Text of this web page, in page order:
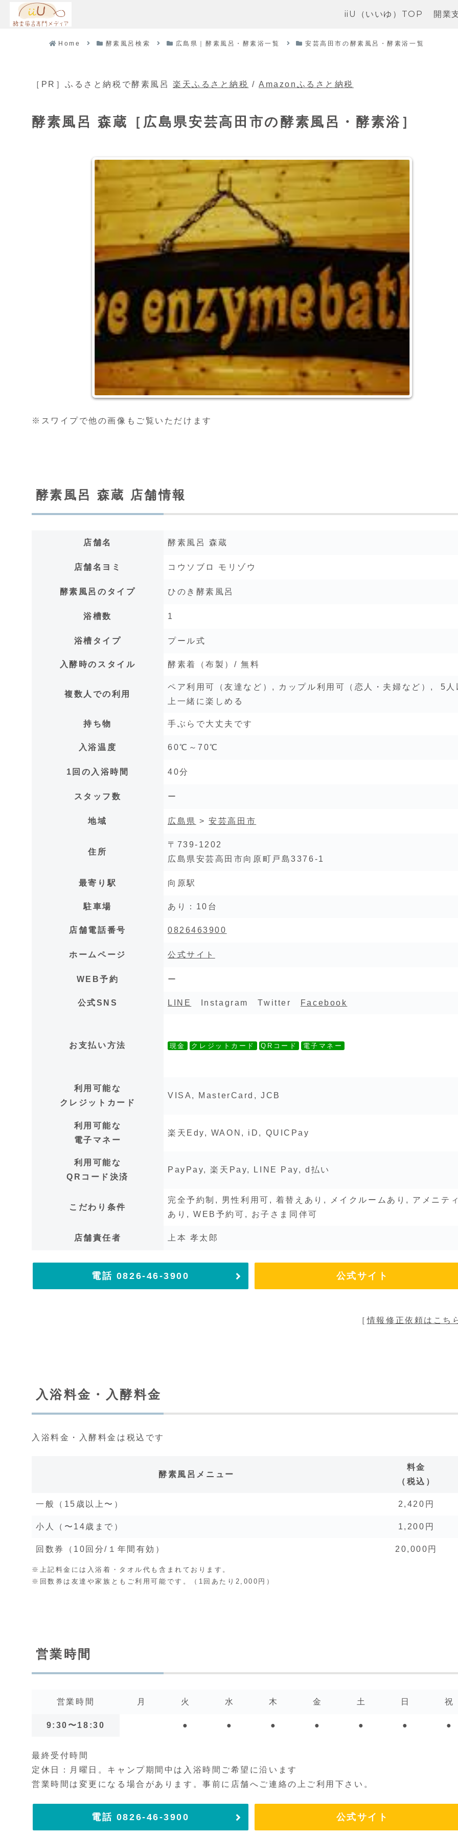
iiU（いいゆ）TOP 開業
Home 酵素風呂検索 広島県｜酵素風呂・酵素浴一覧 安芸高田市の酵素風呂・酵素浴一覧
［PR］ふるさと納税で酵素風呂 楽天ふるさと納税 /Amazonふるさと納税
酵素風呂 森蔵［広島県安芸高田市の酵素風呂・酵素浴］
※スワイプで他の画像もご覧いただけます
酵素風呂 森蔵 店舗情報
店舗名 酵素風呂 森蔵
店舗名ヨミ コウソブロ モリゾウ
酵素風呂のタイプ ひのき酵素風呂
浴槽数 1
浴槽タイプ プール式
入酵時のスタイル 酵素着（布製）/ 無料
複数人での利用
ペア利用可（友達など）, カップル利用可（恋人・夫婦など）, 5人
上一緒に楽しめる
持ち物 手ぶらで大丈夫です
入浴温度 60℃～70℃
1回の入浴時間 40分
スタッフ数 ー
地域 広島県 >安芸高田市
住所
〒739-1202
広島県安芸高田市向原町戸島3376-1
最寄り駅 向原駅
駐車場 あり：10台
店舗電話番号 0826463900
ホームページ 公式サイト
WEB予約 ー
公式SNS LINE Instagram Twitter Facebook
お支払い方法 現金 クレジットカード QRコード 電子マネー
利用可能な
クレジットカード
VISA, MasterCard, JCB
利用可能な
電子マネー
楽天Edy, WAON, iD, QUICPay
利用可能な
QRコード決済
PayPay, 楽天Pay, LINE Pay, d払い
こだわり条件
完全予約制, 男性利用可, 着替えあり, メイクルームあり, アメニテ
あり, WEB予約可, お子さま同伴可
店舗責任者 上本 孝太郎
電話 0826-46-3900 公式サイト
［情報修正依頼はこち
入浴料金・入酵料金
入浴料金・入酵料金は税込です
酵素風呂メニュー
料金
（税込）
一般（15歳以上〜） 2,420円
小人（〜14歳まで） 1,200円
回数券（10回分/１年間有効） 20,000円
※上記料金には入浴着・タオル代も含まれております。
※回数券は友達や家族ともご利用可能です。（1回あたり2,000円）
営業時間
営業時間 月 火 水 木 金 土 日 祝
9:30〜18:30 ● ● ● ● ● ● ●
最終受付時間
定休日：月曜日。 キャンプ期間中は入浴時間ご希望に沿います
営業時間は変更になる場合があります。事前に店舗へご連絡の上ご利用下さい。
電話 0826-46-3900 公式サイト